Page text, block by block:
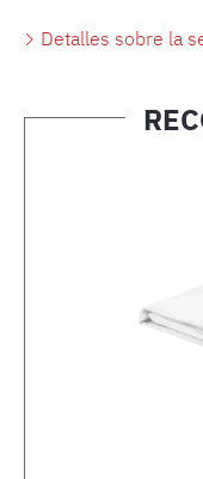
Detalles sobre la